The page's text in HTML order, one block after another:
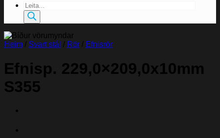
Products
search
Heim / Svart stál / Rör / Efnisrör
Efnisp. 229,0×209,0x10mm
S355